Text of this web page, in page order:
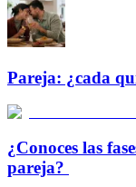
Pareja: ¿cada
¿Conoces las
pareja?